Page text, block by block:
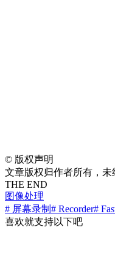
© 版权声明
文章版权归作者所有，未
THE END
图像处理
# 屏幕录制 # Recorder#
喜欢就支持以下吧